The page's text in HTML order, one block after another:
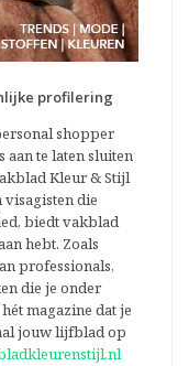
profilering
shopper
te laten sluiten
Kleur & Stijl
die
biedt vakblad
hebt. Zoals
professionals,
die je onder
magazine dat je
jouw lijfblad op